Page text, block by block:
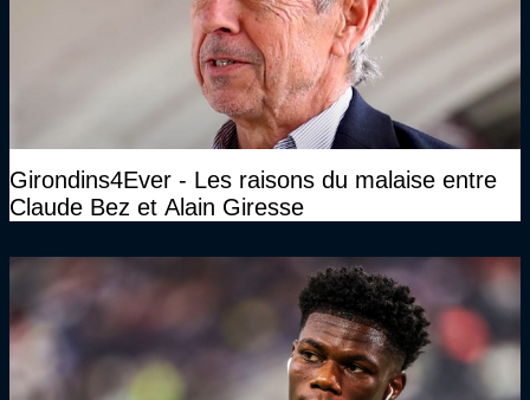
Girondins4Ever - Les raisons du malaise entre
Claude Bez et Alain Giresse